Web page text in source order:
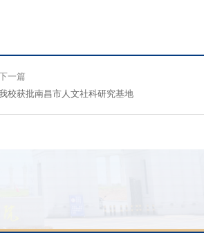
一篇
校获批南昌市人文社科研究基地